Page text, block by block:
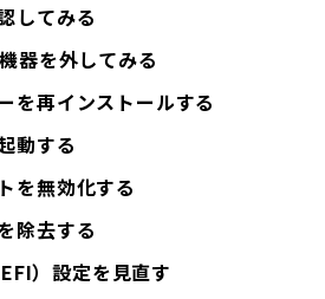
してみる
器を外してみる
を再インストールする
動する
を無効化する
除去する
）設定を見直す